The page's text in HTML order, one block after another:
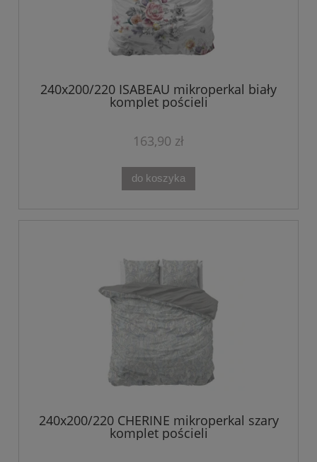
240x200/220 ISABEAU mikroperkal biały
komplet pościeli
163,90 zł
do koszyka
240x200/220 CHERINE mikroperkal szary
komplet pościeli